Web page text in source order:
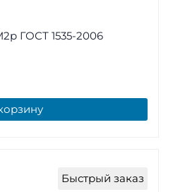
ГОСТ 1535-2006
Быстрый заказ